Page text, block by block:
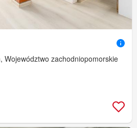
Województwo zachodniopomorskie